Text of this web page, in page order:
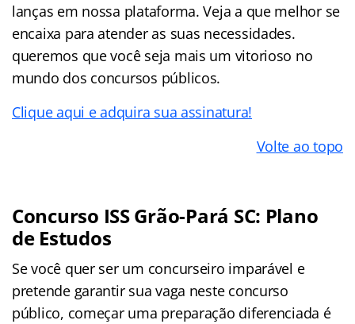
lanças em nossa plataforma. Veja a que melhor se
encaixa para atender as suas necessidades.
queremos que você seja mais um vitorioso no
mundo dos concursos públicos.
Clique aqui e adquira sua assinatura!
Volte ao topo
Concurso ISS Grão-Pará SC: Plano
de Estudos
Se você quer ser um concurseiro imparável e
pretende garantir sua vaga neste concurso
público, começar uma preparação diferenciada é